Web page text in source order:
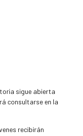
sigue abierta
consultarse en la
recibirán